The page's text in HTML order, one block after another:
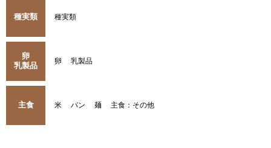
種実類 種実類
卵
乳製品
卵 乳製品
主食 米 パン 麺 主食：その他